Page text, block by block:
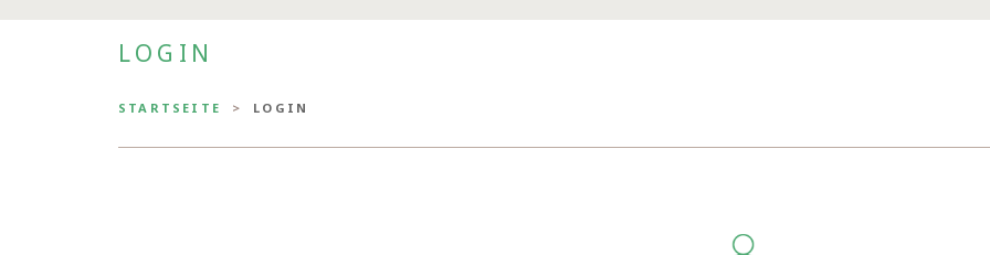
LOGIN
STARTSEITE LOGIN